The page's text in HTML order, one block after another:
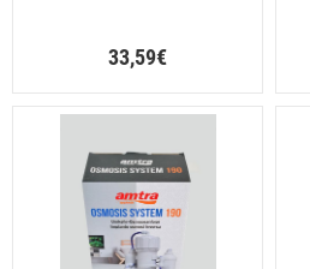
33,59€